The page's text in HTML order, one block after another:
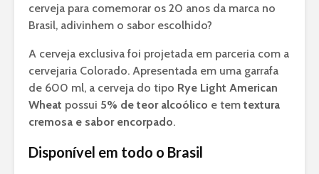
cerveja para comemorar os 20 anos da marca no
Brasil, adivinhem o sabor escolhido?
A cerveja exclusiva foi projetada em parceria com a
cervejaria Colorado. Apresentada em uma garrafa
de 600 ml, a cerveja do tipo Rye Light American
Wheat possui 5% de teor alcoólico e tem textura
cremosa e sabor encorpado.
Disponível em todo o Brasil